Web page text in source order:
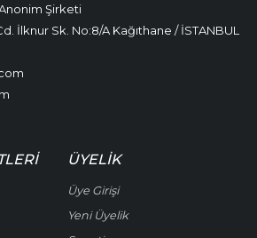
Anonim Şirketi
İlknur Sk. No:8/A Kağıthane / İSTANBUL
ÜYELIK
Üye Girişi
Yeni Üyelik